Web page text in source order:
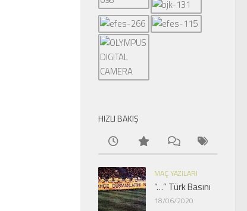
The Rising Sun
Choreography
HIZLI BAKIŞ
MAÇ YAZILARI
“…” Türk Basını
18/06/2020